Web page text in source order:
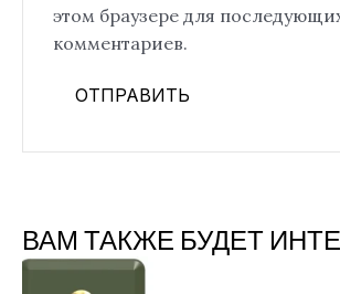
этом браузере для
комментариев.
ВАМ ТАКЖЕ БУДЕТ